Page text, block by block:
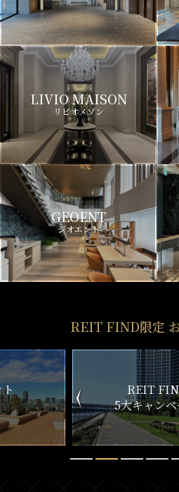
LIVIO MAISON
リビオメゾン
GEOENT
ジオエント
REIT FIND限定
REIT
5大キャン